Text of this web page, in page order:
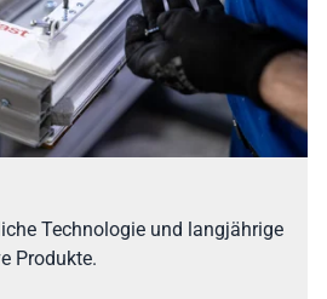
Technologie und langjährige
Produkte.